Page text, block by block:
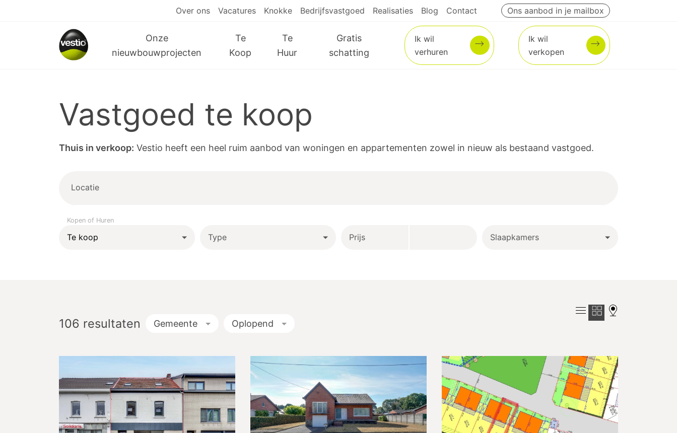
Over ons Vacatures Knokke Bedrijfsvastgoed Realisaties Blog Contact Ons aanbod in je mailbox
Onze
nieuwbouwprojecten
Te
Koop
Te
Huur
Gratis
schatting
Ik wil
verhuren
Ik wil
verkopen
Vastgoed te koop
Thuis in verkoop: Vestio heeft een heel ruim aanbod van woningen en appartementen zowel in nieuw als bestaand vastgoed.
Locatie
Kopen of Huren
Type Prijs Slaapkamers
106 resultaten Gemeente Oplopend